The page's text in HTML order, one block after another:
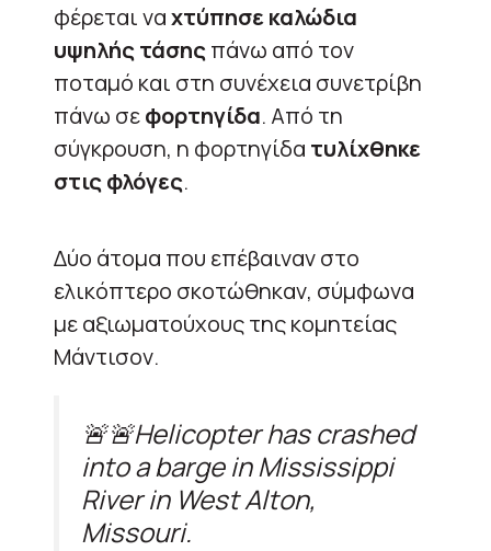
φέρεται ναχτύπησε καλώδια
υψηλής τάσηςπάνω από τον
ποταμό και στη συνέχεια συνετρίβη
πάνω σεφορτηγίδα. Από τη
σύγκρουση, η φορτηγίδα τυλίχθηκε
στις φλόγες.
Δύο άτομα που επέβαιναν στο
ελικόπτερο σκοτώθηκαν, σύμφωνα
με αξιωματούχους της κομητείας
Μάντισον.
🚨🚨Helicopter has crashed
into a barge in Mississippi
River in West Alton,
Missouri.